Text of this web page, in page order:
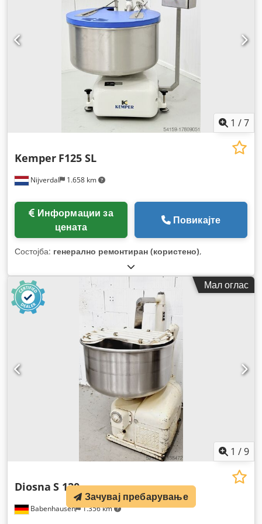
1 /7
Nijverdal 1.658 km
Kemper F125 SL
цената
Повикајте
Состојба: генерално ремонтиран (користено),
Мал оглас
1 /9
Babenhausen 1.356 km
Diosna S 120
Зачувај пребарување